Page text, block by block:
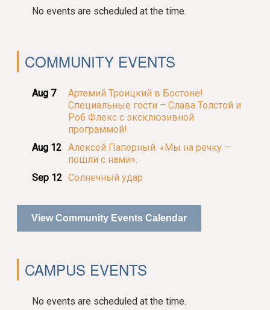
No events are scheduled at the time.
COMMUNITY EVENTS
Aug 7
Артемий Троицкий в Бостоне!
Специальные гости – Слава Толстой и
Роб Флекс с эксклюзивной
программой!
Aug 12 Алексей Паперный. «Мы на речку —
пошли с нами».
Sep 12 Солнечный удар
View Community Events Calendar
CAMPUS EVENTS
No events are scheduled at the time.